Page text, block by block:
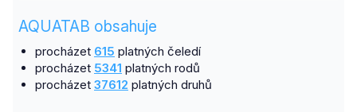
AQUATAB obsahuje
procházet 615 platných čeledí
procházet 5341 platných rodů
procházet 37612 platných druhů